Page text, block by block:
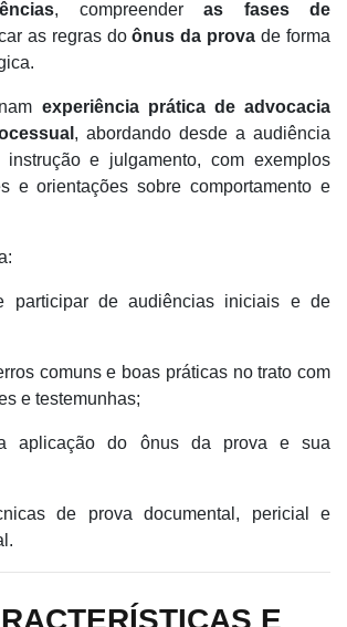
, compreenderas fases de
as regras doônus da prova de forma
experiência prática de advocacia
, abordando desde a audiência
e julgamento, com exemplos
e orientações sobre comportamento e
participar de audiências iniciais e de
comuns e boas práticas no trato com
e testemunhas;
aplicação do ônus da prova e sua
de prova documental, pericial e
E